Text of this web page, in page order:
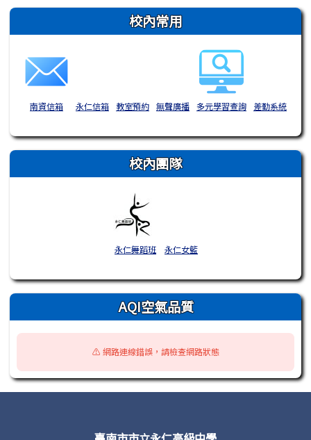
右邊區域內容 校內常用
南資信箱 永仁信箱 教室預約 無聲廣播 多元學習查詢 差勤系統
校內團隊
永仁舞蹈班 永仁女籃
AQI空氣品質
⚠️ 網路連線錯誤，請檢查網路狀態